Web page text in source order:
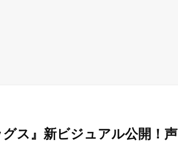
ス』新ビジュアル公開！声